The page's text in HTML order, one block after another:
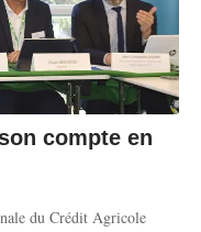
compte en
du Crédit Agricole